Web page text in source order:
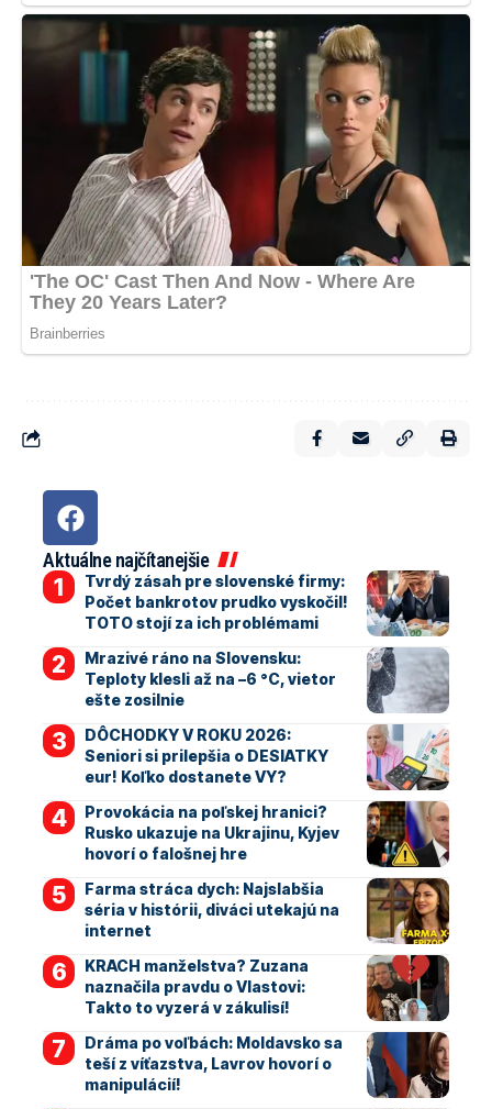
Aktuálne najčítanejšie
Tvrdý zásah pre slovenské firmy:
Počet bankrotov prudko vyskočil!
TOTO stojí za ich problémami
Mrazivé ráno na Slovensku:
Teploty klesli až na –6 °C, vietor
ešte zosilnie
DÔCHODKY V ROKU 2026:
Seniori si prilepšia o DESIATKY
eur! Koľko dostanete VY?
Provokácia na poľskej hranici?
Rusko ukazuje na Ukrajinu, Kyjev
hovorí o falošnej hre
Farma stráca dych: Najslabšia
séria v histórii, diváci utekajú na
internet
KRACH manželstva? Zuzana
naznačila pravdu o Vlastovi:
Takto to vyzerá v zákulisí!
Dráma po voľbách: Moldavsko sa
teší z víťazstva, Lavrov hovorí o
manipulácií!